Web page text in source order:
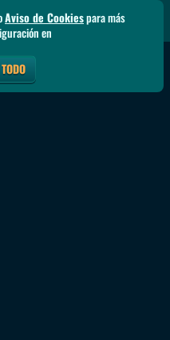
Aviso de Cookiespara más
en